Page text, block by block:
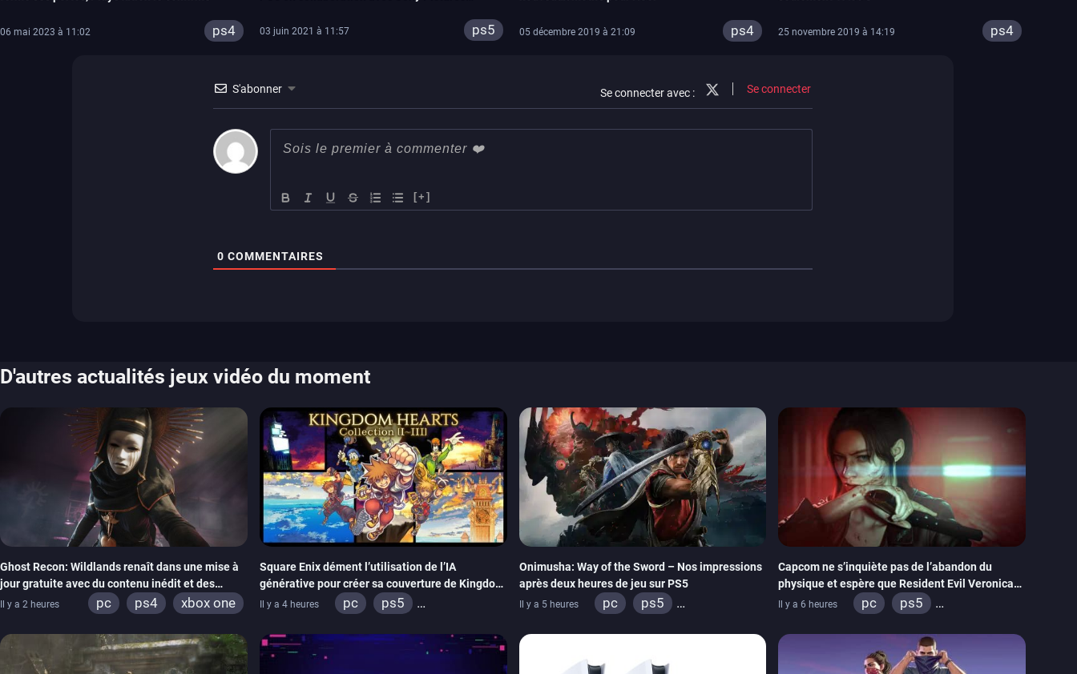
06 mai 2023 à 11:02 ps4 03 juin 2021 à 11:57 ps5 05 décembre 2019 à 21:09 ps4 25 novembre 2019 à 14:19 ps4
S'abonner Se connecter avec : Se connecter
[+]
0 COMMENTAIRES
D'autres actualités jeux vidéo du moment
Ghost Recon: Wildlands renaît dans une mise à
jour gratuite avec du contenu inédit et des
visuels améliorés
Il y a 2 heures pc ps4 xbox one
Square Enix dément l’utilisation de l’IA
générative pour créer sa couverture de Kingdom
Hearts Collection
Il y a 4 heures pc
ps5
Onimusha: Way of the Sword – Nos impressions
après deux heures de jeu sur PS5
Il y a 5 heures pc
ps5
Capcom ne s’inquiète pas de l’abandon du
physique et espère que Resident Evil Veronica
imitera Requiem pour dynamiser la série
Il y a 6 heures pc
ps5